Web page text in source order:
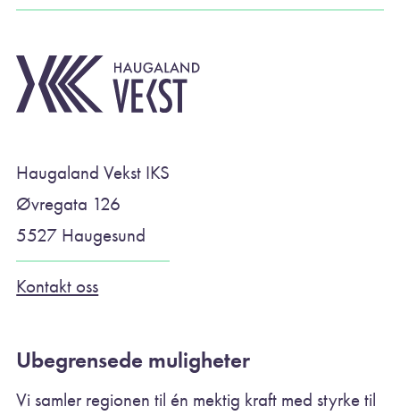
Haugaland Vekst IKS
Øvregata 126
5527 Haugesund
Kontakt oss
Ubegrensede muligheter
Vi samler regionen til én mektig kraft med styrke til